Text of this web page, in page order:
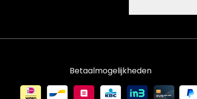
Betaalmogelijkheden